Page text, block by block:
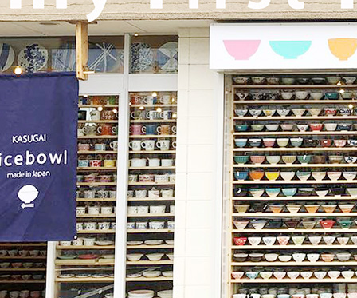
2025/9/26
≪テレビで紹介されました≫ 2025年9月26日 東海テレビ 『ニュ
ースONE』 ひとつに特化で差別化！「東海地方の専門店」コー
ナーで白いごはん器のお店 らいすぼーる 春日井店が紹介されま
2025/9/17
≪中日新聞に掲載されました≫ 2025年9月17日 中日新聞朝刊18
面 近郊版 『わが街ぶらり探訪』コーナーにて白いごはん器のお
店 らいすぼーる 小牧店が紹介されました！ 近郊版(犬山、小牧
市、春日井市、豊山町、扶桑町、大口町)の地域の方、ぜひご覧
ください～★